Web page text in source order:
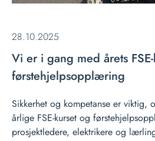
28.10.2025
Vi er i gang med årets
førstehjelpsopplæring
Sikkerhet og kompetanse er viktig,
årlige FSE-kurset og
prosjektledere, elektrikere og